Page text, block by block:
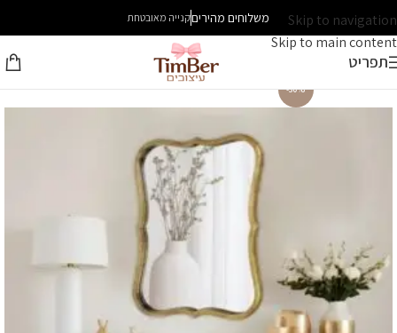
Skip to navigation
Skip to main content
משלוחים מהיריםקנייה מאובטחת
תפריט
-30%